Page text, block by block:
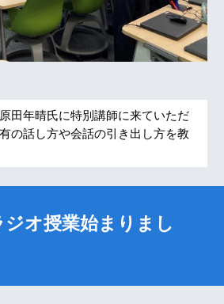
田年晴氏に特別講師に来ていただ
の話し方や会話の引き出し方を教
オ授業始まりまし